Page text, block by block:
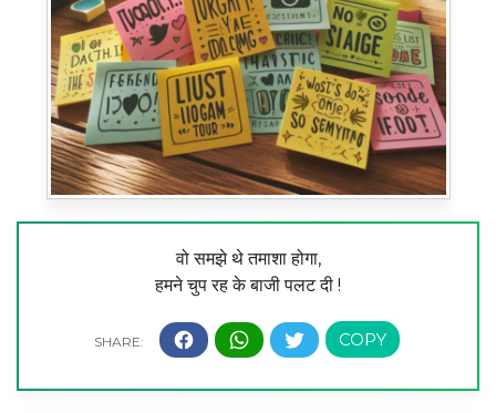
वो समझे थे तमाशा होगा,
हमने चुप रह के बाजी पलट दी !